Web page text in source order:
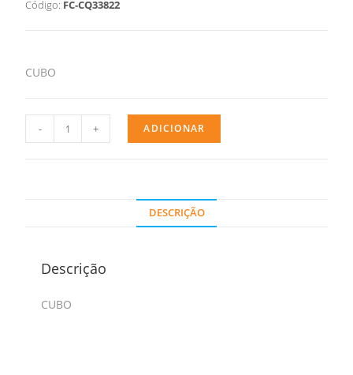
Código: FC-CQ33822
CUBO
- + ADICIONAR
DESCRIÇÃO
Descrição
CUBO